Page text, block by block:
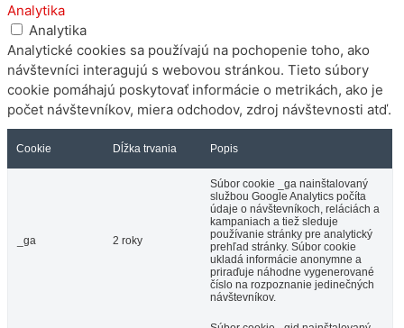
Analytika
Analytika
Analytické cookies sa používajú na pochopenie toho, ako
návštevníci interagujú s webovou stránkou. Tieto súbory
cookie pomáhajú poskytovať informácie o metrikách, ako je
počet návštevníkov, miera odchodov, zdroj návštevnosti atď.
Cookie Dĺžka trvania Popis
_ga 2 roky
Súbor cookie _ga nainštalovaný
službou Google Analytics počíta
údaje o návštevníkoch, reláciách a
kampaniach a tiež sleduje
používanie stránky pre analytický
prehľad stránky. Súbor cookie
ukladá informácie anonymne a
priraďuje náhodne vygenerované
číslo na rozpoznanie jedinečných
návštevníkov.